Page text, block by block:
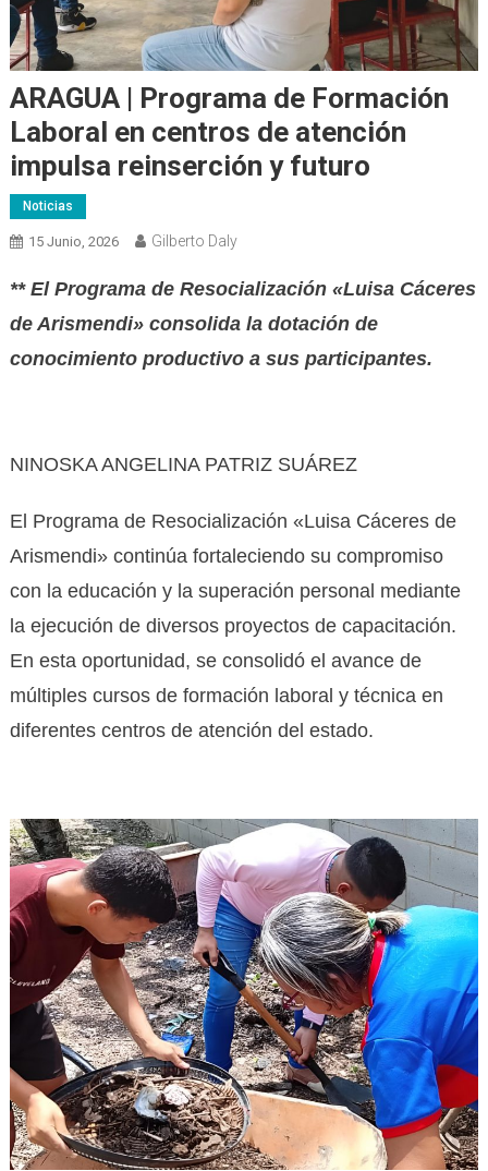
ARAGUA | Programa de Formación
Laboral en centros de atención
impulsa reinserción y futuro
Noticias
15 Junio, 2026 Gilberto Daly
** El Programa de Resocialización «Luisa Cáceres
de Arismendi» consolida la dotación de
conocimiento productivo a sus participantes.
NINOSKA ANGELINA PATRIZ SUÁREZ
El Programa de Resocialización «Luisa Cáceres de
Arismendi» continúa fortaleciendo su compromiso
con la educación y la superación personal mediante
la ejecución de diversos proyectos de capacitación.
En esta oportunidad, se consolidó el avance de
múltiples cursos de formación laboral y técnica en
diferentes centros de atención del estado.